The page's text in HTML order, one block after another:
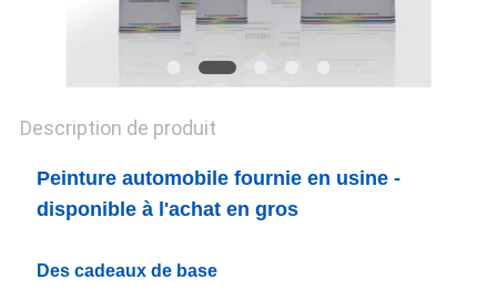
CONFIDENTIALITÉ
Description de produit
Peinture automobile fournie en usine -
disponible à l'achat en gros
Des cadeaux de base